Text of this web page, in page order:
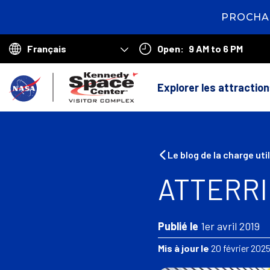
3
days58
minutes
seconds
Choose
language
Open: 9 AM to 6 PM
Explorer les
Le blog de la charge
Publié le 1er avril 2019
Mis à jour le 20 février 2025